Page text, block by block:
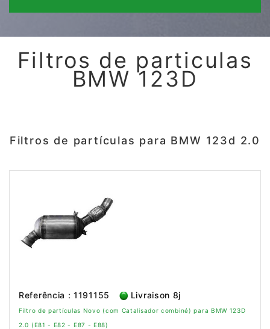
Filtros de particulas
BMW 123D
Filtros de partículas para BMW 123d 2.0
Referência : 1191155 Livraison 8j
Filtro de partículas Novo (com Catalisador combiné) para BMW 123D
2.0 (E81 - E82 - E87 - E88)